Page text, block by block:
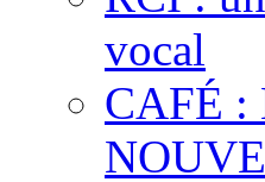
vocal
CAFÉ :